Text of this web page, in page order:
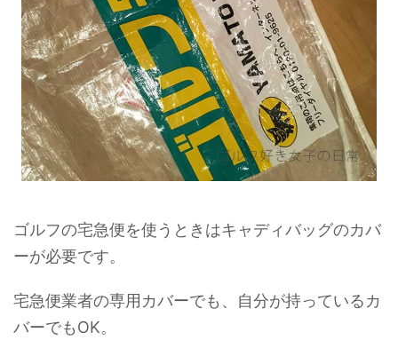
ゴルフの宅急便を使うときはキャディバッグのカバ
ーが必要です。
宅急便業者の専用カバーでも、自分が持っているカ
バーでもOK。